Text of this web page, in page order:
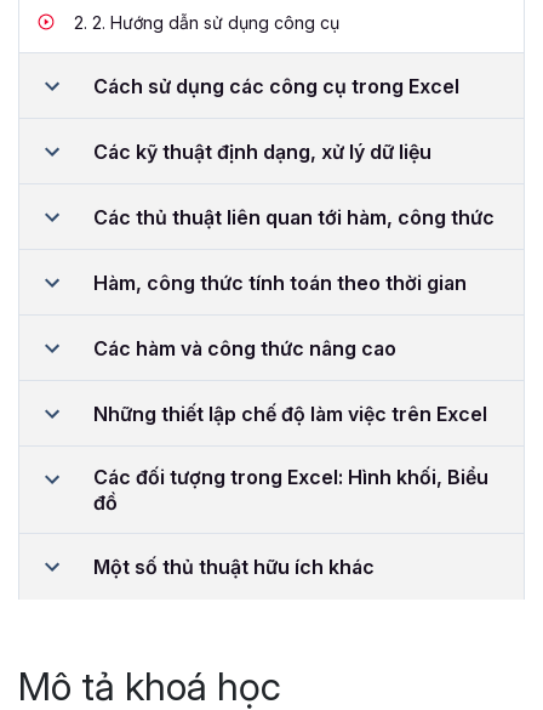
2. 2. Hướng dẫn sử dụng công cụ
Cách sử dụng các công cụ trong Excel
Các kỹ thuật định dạng, xử lý dữ liệu
Các thủ thuật liên quan tới hàm, công thức
Hàm, công thức tính toán theo thời gian
Các hàm và công thức nâng cao
Những thiết lập chế độ làm việc trên Excel
Các đối tượng trong Excel: Hình khối, Biểu
đồ
Một số thủ thuật hữu ích khác
Mô tả khoá học